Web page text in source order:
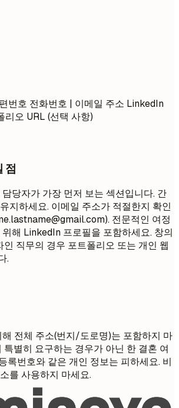
번호 전화번호 | 이메일 주소 LinkedIn
리오 URL (선택 사항)
점
당자가 가장 먼저 보는 섹션입니다. 간
지하세요. 이메일 주소가 적절한지 확인
). 전문적인 여정
해 LinkedIn 프로필을 포함하세요. 창의
인 직무의 경우 포트폴리오 또는 개인 웹
.
전체 주소(번지/도로명)는 포함하지 마
특별히 요구하는 경우가 아닌 한 결혼 여
록번호와 같은 개인 정보는 피하세요. 비
를 사용하지 마세요.